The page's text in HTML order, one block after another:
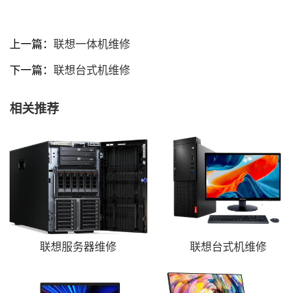
上一篇： 联想一体机维修
下一篇： 联想台式机维修
相关推荐
联想服务器维修 联想台式机维修